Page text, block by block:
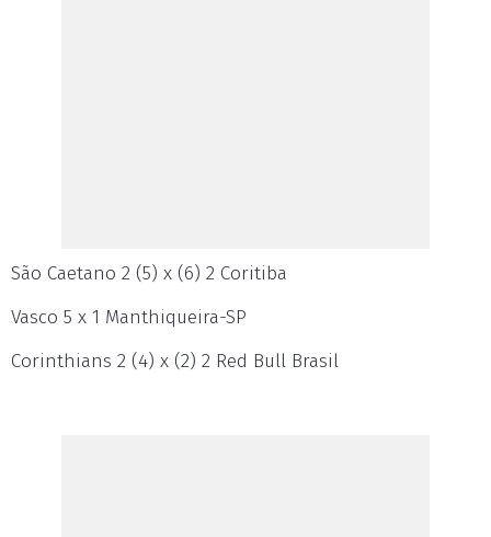
São Caetano 2 (5) x (6) 2 Coritiba
Vasco 5 x 1 Manthiqueira-SP
Corinthians 2 (4) x (2) 2 Red Bull Brasil